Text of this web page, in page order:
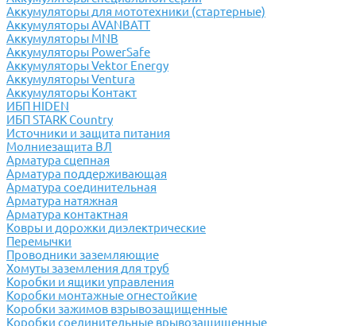
Аккумуляторы для мототехники (стартерные)
Аккумуляторы AVANBATT
Аккумуляторы MNB
Аккумуляторы PowerSafe
Аккумуляторы Vektor Energy
Аккумуляторы Ventura
Аккумуляторы Контакт
ИБП HIDEN
ИБП STARK Country
Источники и защита питания
Молниезащита ВЛ
Арматура сцепная
Арматура поддерживающая
Арматура соединительная
Арматура натяжная
Арматура контактная
Ковры и дорожки диэлектрические
Перемычки
Проводники заземляющие
Хомуты заземления для труб
Коробки и ящики управления
Коробки монтажные огнестойкие
Коробки зажимов взрывозащищенные
Коробки соединительные врывозащищенные